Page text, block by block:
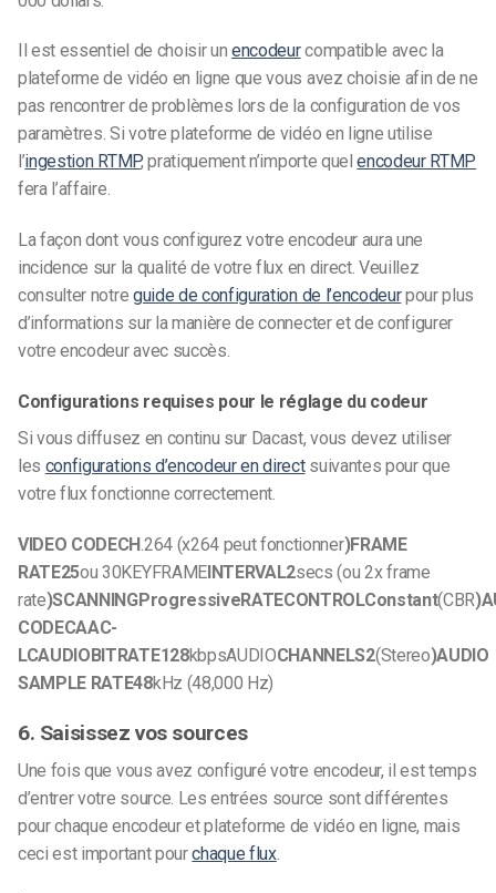
Il est essentiel de choisir unencodeurcompatible avec la
plateforme de vidéo en ligne que vous avez choisie afin de ne
pas rencontrer de problèmes lors de la configuration de vos
paramètres. Si votre plateforme de vidéo en ligne utilise
l’ingestion RTMP, pratiquement n’importe quelencodeur RTMP
fera l’affaire.
La façon dont vous configurez votre encodeur aura une
incidence sur la qualité de votre flux en direct. Veuillez
consulter notre guide de configuration de l’encodeurpour plus
d’informations sur la manière de connecter et de configurer
votre encodeur avec succès.
Configurations requises pour le réglage du codeur
Si vous diffusez en continu sur Dacast, vous devez utiliser
les configurations d’encodeur en directsuivantes pour que
votre flux fonctionne correctement.
VIDEO CODECH.264 (x264 peut fonctionner)FRAME
RATE25ou 30KEYFRAMEINTERVAL2secs (ou 2x frame
rate)SCANNINGProgressiveRATECONTROLConstant(CBR
CODECAAC-
LCAUDIOBITRATE128kbpsAUDIOCHANNELS2(Stereo)AUDIO
SAMPLE RATE48kHz (48,000 Hz)
6. Saisissez vos sources
Une fois que vous avez configuré votre encodeur, il est temps
d’entrer votre source. Les entrées source sont différentes
pour chaque encodeur et plateforme de vidéo en ligne, mais
ceci est important pourchaque flux.